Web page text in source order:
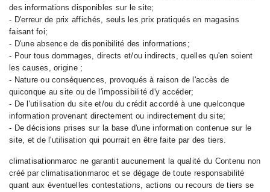
des informations disponibles sur le site;
- D'erreur de prix affichés, seuls les prix pratiqués en magasins
faisant foi;
- D'une absence de disponibilité des informations;
- Pour tous dommages, directs et/ou indirects, quelles qu'en soient
les causes, origine ;
- Nature ou conséquences, provoqués à raison de l'accès de
quiconque au site ou de l'impossibilité d'y accéder;
- De l'utilisation du site et/ou du crédit accordé à une quelconque
information provenant directement ou indirectement du site;
- De décisions prises sur la base d'une information contenue sur le
site, et de l'utilisation qui pourrait en être faite par des tiers.
climatisationmaroc ne garantit aucunement la qualité du Contenu non
créé par climatisationmaroc et se dégage de toute responsabilité
quant aux éventuelles contestations, actions ou recours de tiers se